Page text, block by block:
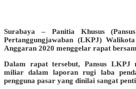
Surabaya – Panitia Khusus
Pertanggungjawaban (LKPJ)
Anggaran 2020 menggelar rapat
Dalam rapat tersebut, Pansus LKPJ
miliar dalam laporan rugi laba
pengguna pasar yang dinilai sangat